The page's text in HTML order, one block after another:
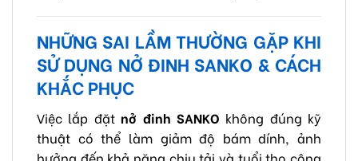
NHỮNG SAI LẦM THƯỜNG GẶP KHI
SỬ DỤNG NỞ ĐINH SANKO & CÁCH
KHẮC PHỤC
Việc lắp đặtnở đinh SANKO không đúng kỹ
thuật có thể làm giảm độ bám dính, ảnh
hưởng đến khả năng chịu tải và tuổi thọ công